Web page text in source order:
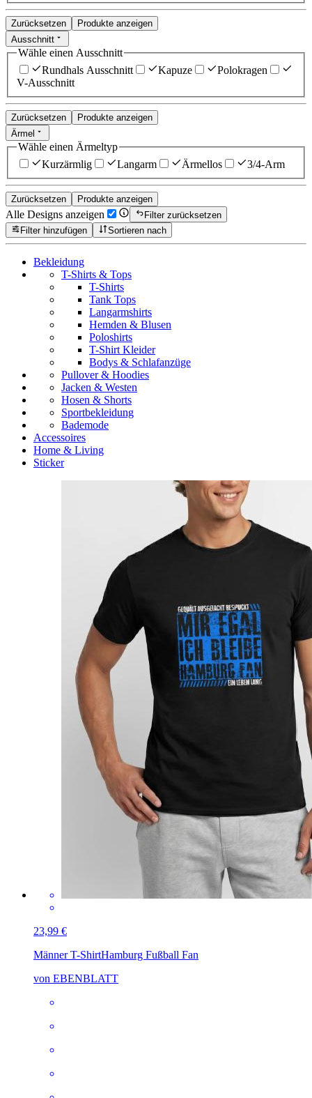
Zurücksetzen
Produkte anzeigen
Ausschnitt
Wähle einen Ausschnitt
Rundhals Ausschnitt
Kapuze
Polokragen
V-Ausschnitt
Zurücksetzen
Produkte anzeigen
Ärmel
Wähle einen Ärmeltyp
Kurzärmlig
Langarm Ärmellos 3/4-Arm
Zurücksetzen Produkte anzeigen
Alle Designs anzeigen
Filter zurücksetzen
Filter hinzufügen
Sortieren nach
Bekleidung
T-Shirts & Tops
T-Shirts
Tank Tops
Langarmshirts
Hemden & Blusen
Poloshirts
T-Shirt Kleider
Bodys & Schlafanzüge
Pullover & Hoodies
Jacken & Westen
Hosen & Shorts
Sportbekleidung
Bademode
Accessoires
Home & Living
Sticker
23,99 €
Männer T-ShirtHamburg Fußball Fan
von EBENBLATT